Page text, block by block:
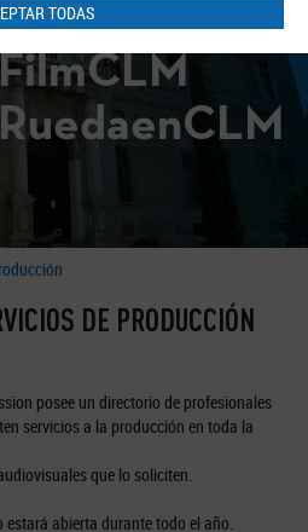
TODAS
DE PRODUCCIÓN
posee un directorio de profesionales
servicios a la producción en toda la
que lo soliciten.
abierta durante todo el año.